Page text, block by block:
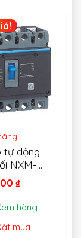
tự động
NXM-
₫
hàng
mua